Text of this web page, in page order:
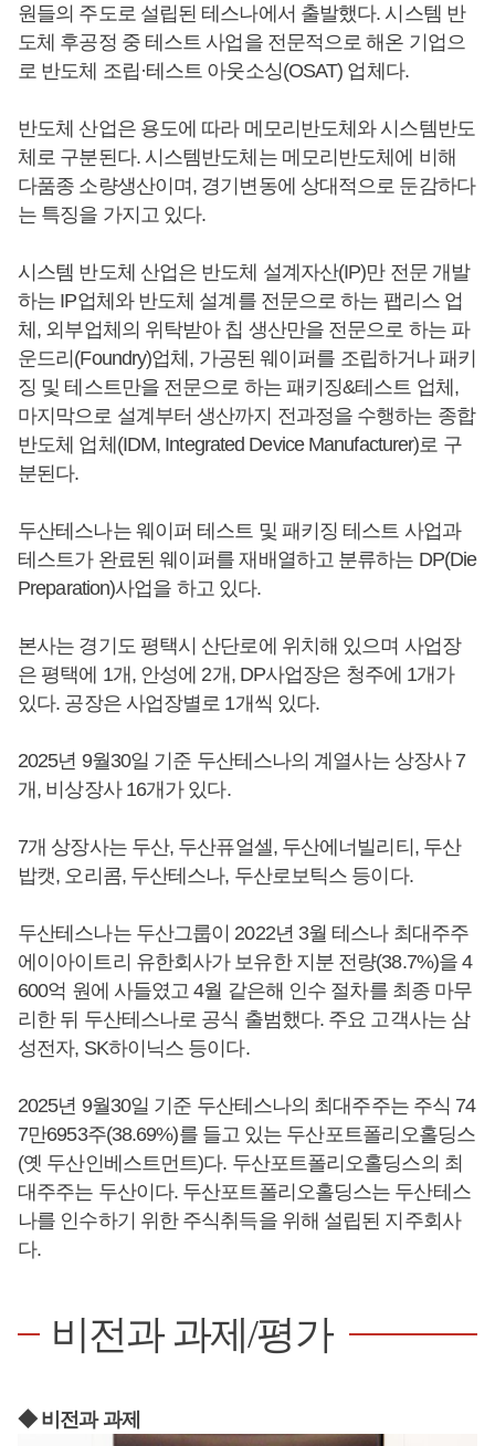
원들의 주도로 설립된 테스나에서 출발했다. 시스템 반
도체 후공정 중 테스트 사업을 전문적으로 해온 기업으
로 반도체 조립·테스트 아웃소싱(OSAT) 업체다.
반도체 산업은 용도에 따라 메모리반도체와 시스템반도
체로 구분된다. 시스템반도체는 메모리반도체에 비해
다품종 소량생산이며, 경기변동에 상대적으로 둔감하다
는 특징을 가지고 있다.
시스템 반도체 산업은 반도체 설계자산(IP)만 전문 개발
하는 IP업체와 반도체 설계를 전문으로 하는 팹리스 업
체, 외부업체의 위탁받아 칩 생산만을 전문으로 하는 파
운드리(Foundry)업체, 가공된 웨이퍼를 조립하거나 패키
징 및 테스트만을 전문으로 하는 패키징&테스트 업체,
마지막으로 설계부터 생산까지 전과정을 수행하는 종합
반도체 업체(IDM, Integrated Device Manufacturer)로 구
분된다.
두산테스나는 웨이퍼 테스트 및 패키징 테스트 사업과
테스트가 완료된 웨이퍼를 재배열하고 분류하는 DP(Die
Preparation)사업을 하고 있다.
본사는 경기도 평택시 산단로에 위치해 있으며 사업장
은 평택에 1개, 안성에 2개, DP사업장은 청주에 1개가
있다. 공장은 사업장별로 1개씩 있다.
2025년 9월30일 기준 두산테스나의 계열사는 상장사 7
개, 비상장사 16개가 있다.
7개 상장사는 두산, 두산퓨얼셀, 두산에너빌리티, 두산
밥캣, 오리콤, 두산테스나, 두산로보틱스 등이다.
두산테스나는 두산그룹이 2022년 3월 테스나 최대주주
에이아이트리 유한회사가 보유한 지분 전량(38.7%)을 4
600억 원에 사들였고 4월 같은해 인수 절차를 최종 마무
리한 뒤 두산테스나로 공식 출범했다. 주요 고객사는 삼
성전자, SK하이닉스 등이다.
2025년 9월30일 기준 두산테스나의 최대주주는 주식 74
7만6953주(38.69%)를 들고 있는 두산포트폴리오홀딩스
(옛 두산인베스트먼트)다. 두산포트폴리오홀딩스의 최
대주주는 두산이다. 두산포트폴리오홀딩스는 두산테스
나를 인수하기 위한 주식취득을 위해 설립된 지주회사
다.
비전과 과제/평가
◆ 비전과 과제